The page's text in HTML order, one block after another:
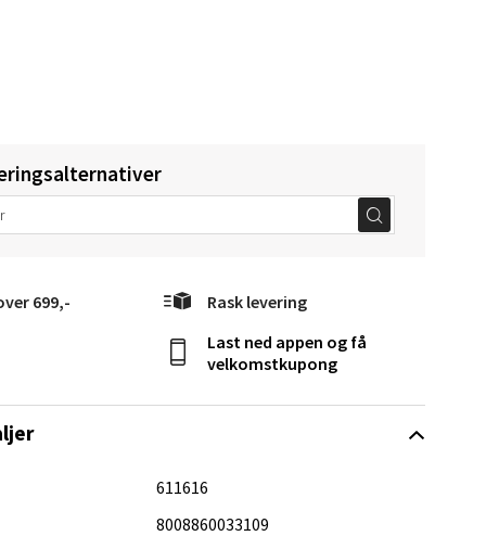
699,- Rask levering
Last ned appen og få
velkomstkupong
611616
8008860033109